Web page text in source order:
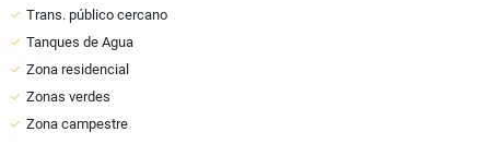
Trans. público cercano
Tanques de Agua
Zona residencial
Zonas verdes
Zona campestre